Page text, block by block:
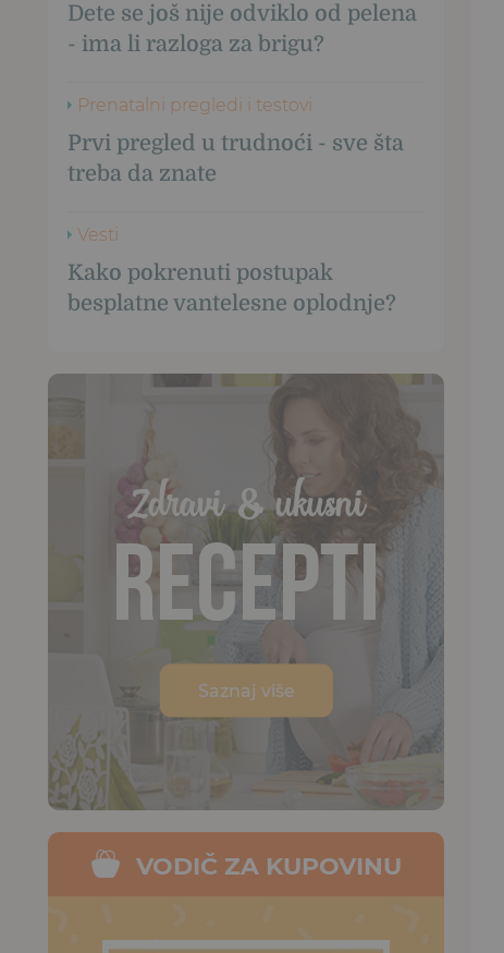
Dete se još nije odviklo od pelena
- ima li razloga za brigu?
Prenatalni pregledi i testovi
Prvi pregled u trudnoći - sve šta
treba da znate
Vesti
Kako pokrenuti postupak
besplatne vantelesne oplodnje?
Zdravi & ukusni
Recepti
Saznaj više
VODIČ ZA KUPOVINU